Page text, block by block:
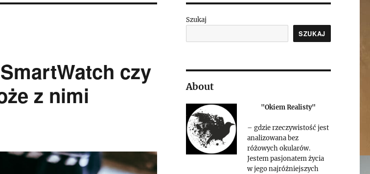
czy
z nimi
Szukaj
SZUKAJ
About
"Okiem Realisty"
– gdzie rzeczywistość jest
analizowana bez
różowych okularów.
Jestem pasjonatem życia
w jego najróżniejszych